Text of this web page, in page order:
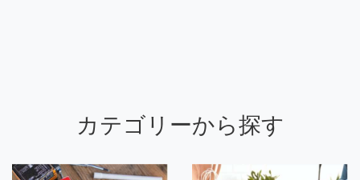
カテゴリーから探す